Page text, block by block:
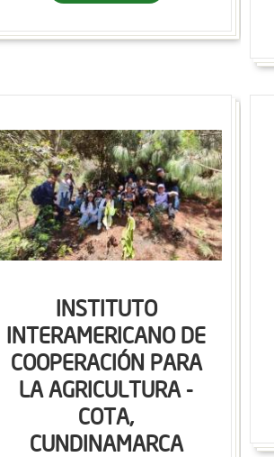
INSTITUTO
INTERAMERICANO DE
COOPERACIÓN PARA
LA AGRICULTURA -
COTA,
CUNDINAMARCA